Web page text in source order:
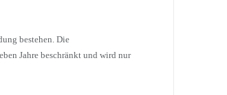
bestehen. Die
Jahre beschränkt und wird nur